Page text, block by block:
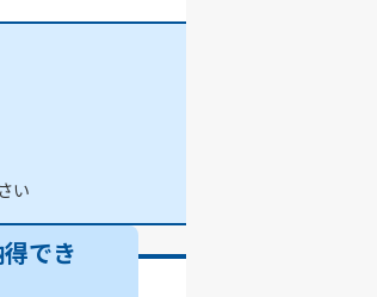
い
でき